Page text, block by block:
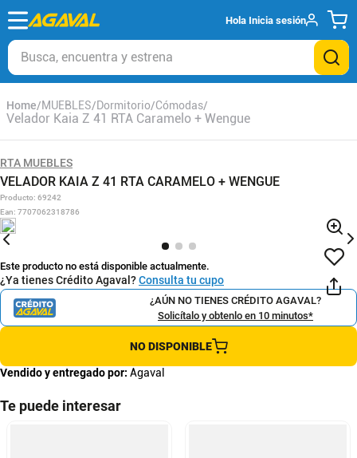
Hola Inicia sesión
Busca, encuentra y estrena
MUEBLES Dormitorio Cómodas
Velador Kaia Z 41 RTA Caramelo + Wengue
RTA MUEBLES
VELADOR KAIA Z 41 RTA CARAMELO + WENGUE
Producto: 69242
Ean: 7707062318786
Este producto no está disponible actualmente.
¿Ya tienes Crédito Agaval?Consulta tu cupo
¿AÚN NO TIENES CRÉDITO AGAVAL?
Solicítalo y obtenlo en 10 minutos*
NO DISPONIBLE
Vendido y entregado por: Agaval
Te puede interesar